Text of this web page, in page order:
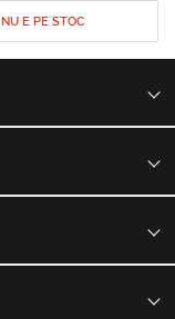
NU E PE STOC